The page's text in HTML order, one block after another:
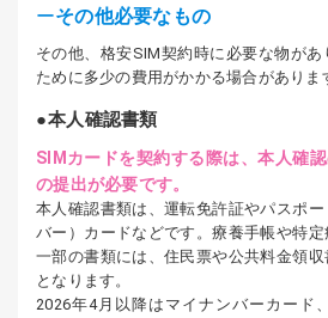
その他必要なもの
その他、格安SIM契約時に必要な物が
ために多少の費用がかかる場合がありま
本人確認書類
SIMカードを契約する際は、本人確
の提出が必要です。
本人確認書類は、運転免許証やパスポ
バー）カードなどです。療養手帳や特
一部の書類には、住民票や公共料金領
となります。
2026年4月以降はマイナンバーカード